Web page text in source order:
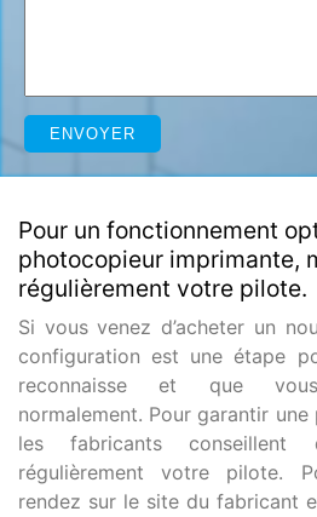
Pour un fonctionnement
photocopieur imprimante,
régulièrement votre pilote.
Si vous venez d’acheter un
configuration est une étape
reconnaisse et que
normalement. Pour garantir
les fabricants
régulièrement votre pilote.
rendez sur le site du fabricant